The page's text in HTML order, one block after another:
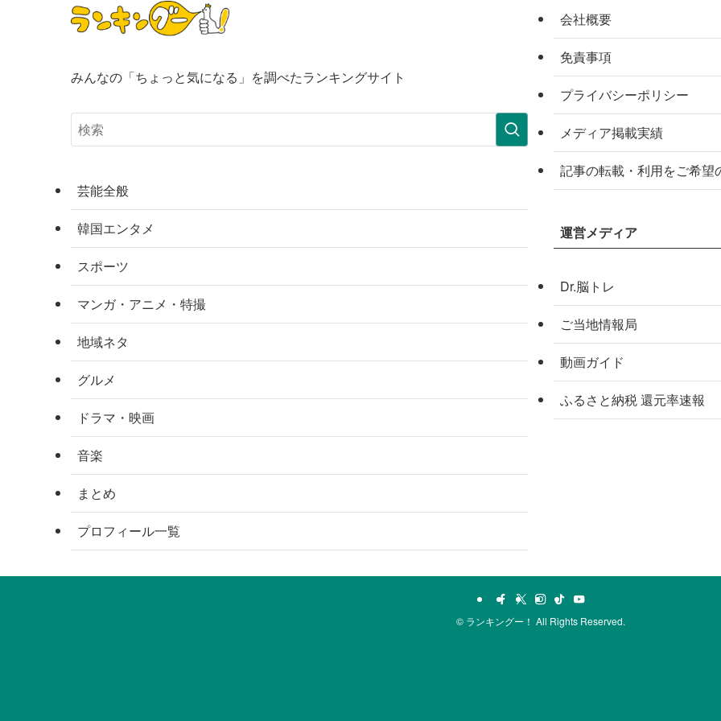
みんなの「ちょっと気になる」を調べたランキングサイト
芸能全般
韓国エンタメ
スポーツ
マンガ・アニメ・特撮
地域ネタ
グルメ
ドラマ・映画
音楽
まとめ
プロフィール一覧
会社概要
免責事項
プライバシーポリシー
メディア掲載実績
記事の転載・利用をご希望
運営メディア
Dr.脳トレ
ご当地情報局
動画ガイド
ふるさと納税 還元率速報
© ランキングー！ All Rights Reserved.